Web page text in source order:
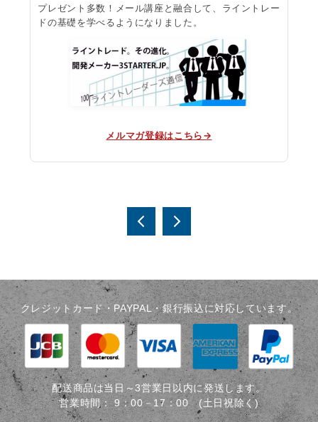
プレゼント多数！メール講座と融合して、ライントレー
ドの基礎を学べるようになりました。
メルマガ登録はこちら→
ビ
ゲ
ー
シ
ョ
ン
ッチ
なの
か｜
水平
線と
の違
い
ンス
クー
ルな
のか
（フ
ィボ
習得
が失
敗す
クレジットカード・PAYPAL・銀行振込に対応しています。
配送商品は当日～3営業日以内に発送します。
営業時間：9：00－17：00 (土日祝除く)